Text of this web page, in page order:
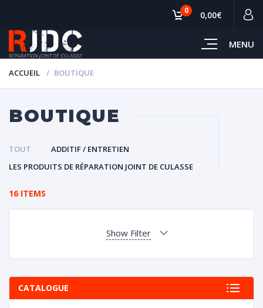
MENU
0 0,00€
ACCUEIL BOUTIQUE
BOUTIQUE
TOUT
ADDITIF / ENTRETIEN
LES PRODUITS DE RÉPARATION JOINT DE CULASSE
16 ITEMS
Show Filter
CATALOGUE